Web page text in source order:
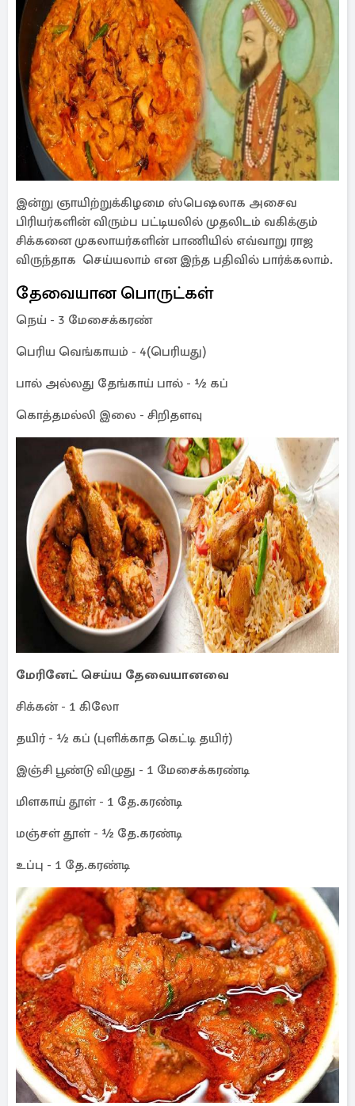
இன்று ஞாயிற்றுக்கிழமை ஸ்பெஷலாக அசைவ
பிரியர்களின் விரும்ப பட்டியலில் முதலிடம் வகிக்கும்
சிக்கனை முகலாயர்களின் பாணியில் எவ்வாறு ராஜ
விருந்தாக செய்யலாம் என இந்த பதிவில் பார்க்கலாம்.
தேவையான பொருட்கள்
நெய் - 3 மேசைக்கரண்
பெரிய வெங்காயம் - 4(பெரியது)
பால் அல்லது தேங்காய் பால் - ½ கப்
கொத்தமல்லி இலை - சிறிதளவு
மேரினேட் செய்ய தேவையானவை
சிக்கன் - 1 கிலோ
தயிர் - ½ கப் (புளிக்காத கெட்டி தயிர்)
இஞ்சி பூண்டு விழுது - 1 மேசைக்கரண்டி
மிளகாய் தூள் - 1 தே.கரண்டி
மஞ்சள் தூள் - ½ தே.கரண்டி
உப்பு - 1 தே.கரண்டி